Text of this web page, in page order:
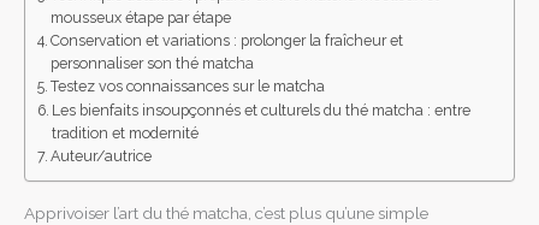
mousseux étape par étape
Conservation et variations : prolonger la fraîcheur et
personnaliser son thé matcha
Testez vos connaissances sur le matcha
Les bienfaits insoupçonnés et culturels du thé matcha : entre
tradition et modernité
Auteur/autrice
Apprivoiser l’art du thé matcha, c’est plus qu’une simple